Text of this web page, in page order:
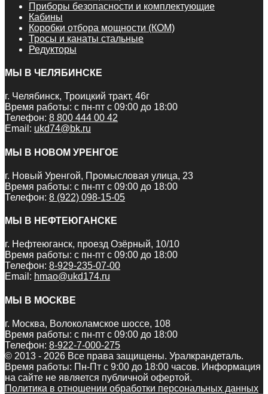
Приборы безопасности и комплектующие
Кабины
Коробки отбора мощности (КОМ)
Тросы и канаты стальные
Редукторы
МЫ В ЧЕЛЯБИНСКЕ
г. Челябинск, Троицкий тракт, 46г
Время работы: с пн-пт с 09:00 до 18:00
Телефон: 8 800 444 00 42
Email: ukd74@bk.ru
МЫ В НОВОМ УРЕНГОЕ
г. Новый Уренгой, Промысловая улица, 23
Время работы: с пн-пт с 09:00 до 18:00
Телефон: 8 (922) 098-15-05
МЫ В НЕФТЕЮГАНСКЕ
г. Нефтеюганск, проезд Озёрный, 10/10
Время работы: с пн-пт с 09:00 до 18:00
Телефон: 8-929-235-07-00
Email: hmao@ukd174.ru
МЫ В МОСКВЕ
г. Москва, Волоколамское шоссе, 108
Время работы: с пн-пт с 09:00 до 18:00
Телефон: 8-922-7-000-275
© 2013 - 2026 Все права защищены. Уралкрандеталь.
Время работы: Пн-Пт c 9:00 до 18:00 часов. Информация
на сайте не является публичной офертой.
Политика в отношении обработки персональных данных